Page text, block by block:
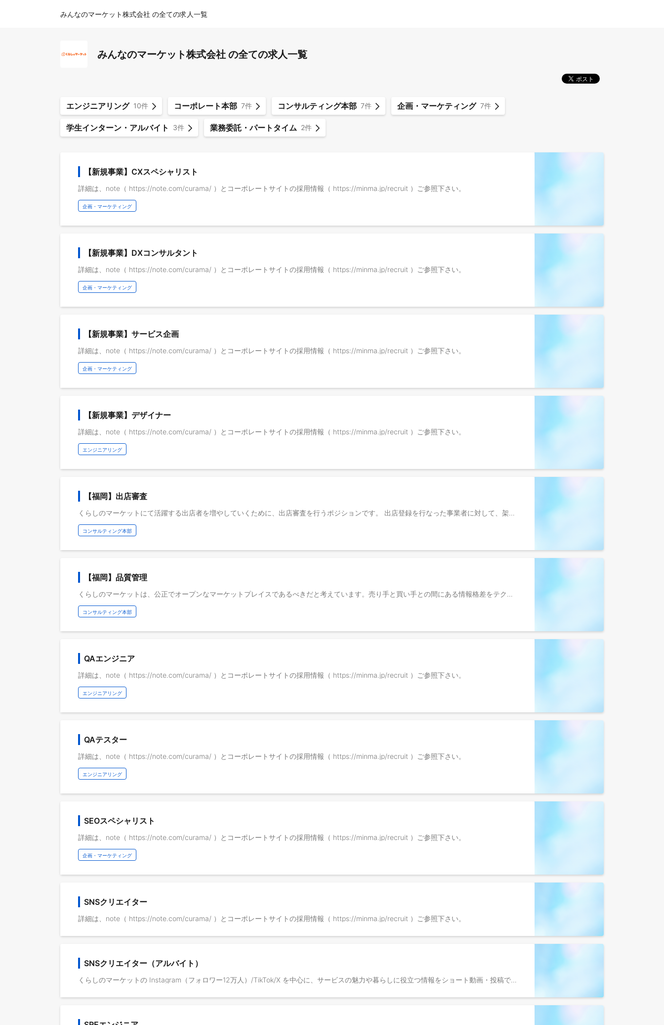
みんなのマーケット株式会社 の全ての求人一覧
みんなのマーケット株式会社 の全ての求人一覧
エンジニアリング 10件 コーポレート本部 7件 コンサルティング本部 7件 企画・マーケティング 7件
学生インターン・アルバイト 3件 業務委託・パートタイム 2件
【新規事業】CXスペシャリスト
詳細は、note（ https://note.com/curama/ ）とコーポレートサイトの採用情報（ https://minma.jp/recruit ）ご参照下さい。
企画・マーケティング
【新規事業】DXコンサルタント
詳細は、note（ https://note.com/curama/ ）とコーポレートサイトの採用情報（ https://minma.jp/recruit ）ご参照下さい。
企画・マーケティング
【新規事業】サービス企画
詳細は、note（ https://note.com/curama/ ）とコーポレートサイトの採用情報（ https://minma.jp/recruit ）ご参照下さい。
企画・マーケティング
【新規事業】デザイナー
詳細は、note（ https://note.com/curama/ ）とコーポレートサイトの採用情報（ https://minma.jp/recruit ）ご参照下さい。
エンジニアリング
【福岡】出店審査
くらしのマーケットにて活躍する出店者を増やしていくために、出店審査を行うポジションです。 出店登録を行なった事業者に対して、架電による出店審査を行い、くらしのマーケットの安全性を維持・向上するための判断を行っていきます。 【募集の背景】 組織拡大に伴うチーム増員募集です。 【このポジションの魅力】 ・ご自身が出店審査を行なった出店者が活躍する姿を、サイトやコンサルタント、くらしのマーケットアワードを通じて確認することができます。 ・くらしのマーケットの安心・安全を維持するために必要不可欠なポジションです。ご自身の判断がくらしのマーケットの安全性の維持、さらには向上に直結します。 ・多種多様な事業者とコミュニケーションをすることができるので、様々な業種や市場に関する理解が深まります。 【具体的な業務内容】 ・出店審査架電（サイトへ出店登録した事業者への架電） ・事業者からの問い合わせ対応 ・登録情報や審査書類の確認 ■参考 ・Speaker Deck（みんなのマーケットのコンサルタントの特徴について） https://speakerdeck.com/minma_curama/consultant-characteristics ・Speaker Deck（出店者の違反行為を数値化した話） https://speakerdeck.com/minma_curama/violation-score ・YouTube（コンサルティング本部 平井本部長） https://youtu.be/QRtk6LIlclg ・YouTube（営業/コンサルティング職の採用担当が内定を出したくなる必勝フレーズ） https://youtu.be/ioZ3Xk4AtHc?si=tgIpc2Ur9R3Kfx29 ＼＼ 他にも選考を受ける上で参考になる資料がたくさんありますので、御覧ください！ ／／ 採用サイト：https://minma.jp/recruit YouTube：https://www.youtube.com/@minma_inc Speaker Deck：https://speakerdeck.com/minma_curama
コンサルティング本部
【福岡】品質管理
くらしのマーケットは、公正でオープンなマーケットプレイスであるべきだと考えています。売り手と買い手との間にある情報格差をテクノロジーの力で変革し、参加者が安心して取引ができる、健全な環境の構築と維持を目指しています。 マーケットの参加者には守るべきルールが存在します。法律であったり、事業領域ごとの規制や許認可というものもあります。また、くらしのマーケット独自で定めている利用規約やガイドラインといったものも存在します。 いずれも健全なマーケット環境、市場秩序をまもるための重要な要素であるといえます。 品質管理の担当者は、各種ルールやガイドラインを理解し遵守した上で、マーケット参加者が取引をおこなっているか、実態の把握につとめます。ルールを理解していない参加者への指導や、ルール違反者の取り締まりなどの業務が主な役割です。 【募集の背景】 組織拡大に伴うチーム増員募集です。 【このポジションの魅力】 くらしのマーケットはめまぐるしいスピードで進化し続けています。 お客様・出店者の増加、流通額の伸長も進化と言えますし、新機能・新サービスのリリースなども頻繁に行われています。品質管理に求められる役割も、サービス進化とともにより広範なものとなってきています。拡張しつづけるマーケットプレイスにおいて、変化に対応しながら市場秩序をつくりだし、守っていく。という、大きな課題に挑戦できる仕事だと言えます。 【具体的な業務内容】 ・店舗ページ掲載内容（文言/画像）のチェック ・店舗ページにアップロードされる画像の審査 ・ユーザー対応のモニタリング ・出店者とユーザー間の金銭授受に関するチェック ・予約手数料の算出に関するチェックと請求処理 ・違反が疑われる行為に対しての事実確認 ・違反項目に対するデータ管理 ・違反項目の指摘と改善要望 ・掲載停止や退店処分などのペナルティ執行の判断・実行 ■参考 ・Speaker Deck（みんなのマーケットのコンサルタントの特徴について） https://speakerdeck.com/minma_curama/consultant-characteristics ・Speaker Deck（出店者の違反行為を数値化した話） https://speakerdeck.com/minma_curama/violation-score ・YouTube（コンサルティング本部 平井本部長） https://youtu.be/QRtk6LIlclg ・YouTube（営業/コンサルティング職の採用担当が内定を出したくなる必勝フレーズ） https://youtu.be/ioZ3Xk4AtHc?si=tgIpc2Ur9R3Kfx29 ＼＼ 他にも選考を受ける上で参考になる資料がたくさんありますので、御覧ください！ ／／ 採用サイト：https://minma.jp/recruit YouTube：https://www.youtube.com/@minma_inc Speaker Deck：https://speakerdeck.com/minma_curama
コンサルティング本部
QAエンジニア
詳細は、note（ https://note.com/curama/ ）とコーポレートサイトの採用情報（ https://minma.jp/recruit ）ご参照下さい。
エンジニアリング
QAテスター
詳細は、note（ https://note.com/curama/ ）とコーポレートサイトの採用情報（ https://minma.jp/recruit ）ご参照下さい。
エンジニアリング
SEOスペシャリスト
詳細は、note（ https://note.com/curama/ ）とコーポレートサイトの採用情報（ https://minma.jp/recruit ）ご参照下さい。
企画・マーケティング
SNSクリエイター
詳細は、note（ https://note.com/curama/ ）とコーポレートサイトの採用情報（ https://minma.jp/recruit ）ご参照下さい。
SNSクリエイター（アルバイト）
くらしのマーケットの Instagram（フォロワー12万人）/TikTok/X を中心に、サービスの魅力や暮らしに役立つ情報をショート動画・投稿で発信します。 スマホでの撮影・編集をベースに、企画→出演→撮影→投稿まで一貫して携わって頂きます。 Youtube制作チームと共同で仕事を進めるため、Youtubeの撮影/編集/運用にも関心がある方は大歓迎です！ アルバイトだからっという理由で業務に制約があることはほぼありません。 裁量をもって仕事をしたい、SNSアカウントを成長させたい、という方は是非ご応募ください。 当社の公式YouTube（登録者16万人）、Instagram（フォロワー12万人）をはじめ、 SNSの総フォロワーは右肩上がりに増えています。 これからはより多くの人に「くらしのマーケット」の魅力を届けるため、SNSを活用して感性と行動力を発揮してくれる仲間を探しています！ SNSクリエイターとしてあなたの感性と行動力が必要です！ noteにもSNSクリエイターについて詳しい記事がありますので、ぜひチェックしてみてください！ ▼note https://note.com/curama/n/n6ffb2741f7e7